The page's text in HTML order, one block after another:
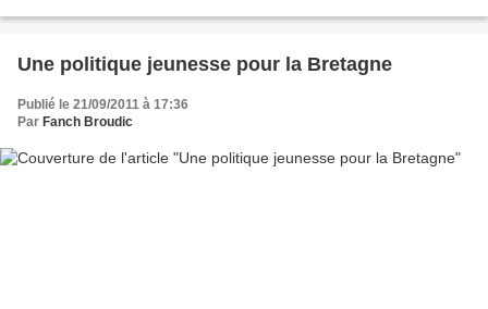
Une politique jeunesse pour la Bretagne
Publié le 21/09/2011 à 17:36
Par Fanch Broudic